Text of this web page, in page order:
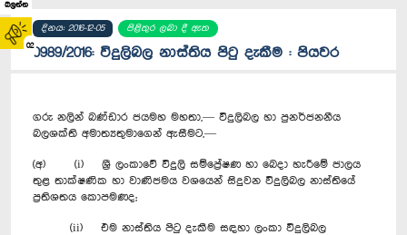
බලන්න
02
දිනය: 2016-12-05 පිළිතුර ලබා දී ඇත
0989/2016: විදුලිබල නාස්තිය පිටු දැකීම : පියවර
ගරු නලින් බණ්ඩාර ජයමහ මහතා,— විදුලිබල හා පුනර්ජනනීය
බලශක්ති අමාත්‍යතුමාගෙන් ඇසීමට,—
(අ) (i) ශ්‍රී ලංකාවේ විදුලි සම්ප්‍රේෂණ හා බෙදා හැරීමේ ජාලය
තුළ තාක්ෂණික හා වාණිජමය වශයෙන් සිදුවන විදුලිබල නාස්තියේ
ප්‍රතිශතය කොපමණද;
(ii) එම නාස්තිය පිටු දැකීම සඳහා ලංකා විදුලිබල